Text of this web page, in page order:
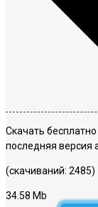
Скачать
последняя версия
(скачиваний: 2485)
34.58 Mb